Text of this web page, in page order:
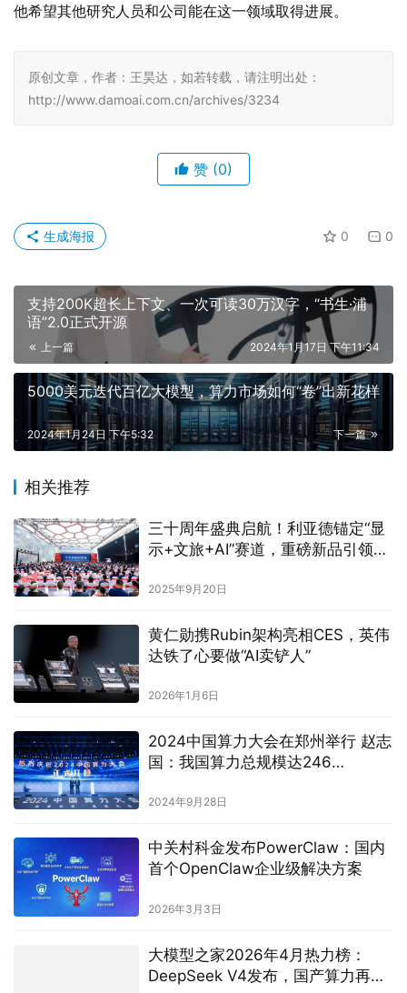
他希望其他研究人员和公司能在这一领域取得进展。
原创文章，作者：王昊达，如若转载，请注明出处：
http://www.damoai.com.cn/archives/3234
赞 (0)
0 0
生成海报
支持200K超长上下文、一次可读30万汉字，“书生·浦
语”2.0正式开源
上一篇 2024年1月17日 下午11:34
5000美元迭代百亿大模型，算力市场如何“卷”出新花样
下一篇
2024年1月24日 下午5:32
相关推荐
三十周年盛典启航！利亚德锚定“显
示+文旅+AI”赛道，重磅新品引领未
2025年9月20日
黄仁勋携Rubin架构亮相CES，英伟
达铁了心要做“AI卖铲人”
2026年1月6日
2024中国算力大会在郑州举行 赵志
国：我国算力总规模达246
2024年9月28日
中关村科金发布PowerClaw：国内
首个OpenClaw企业级解决方案
2026年3月3日
大模型之家2026年4月热力榜：
DeepSeek V4发布，国产算力再度